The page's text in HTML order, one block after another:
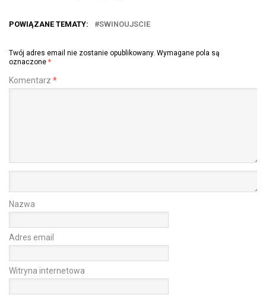
POWIĄZANE TEMATY: SWINOUJSCIE
Twój adres email nie zostanie opublikowany. Wymagane pola są
oznaczone *
Komentarz *
Nazwa
Adres email
Witryna internetowa